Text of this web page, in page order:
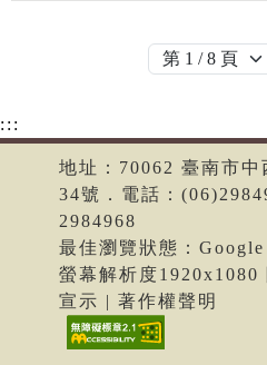
:::
地址：70062 臺南市中
34號．電話：
2984968
最佳瀏覽狀態：
螢幕解析度1920x1080
宣示 | 著作權聲明